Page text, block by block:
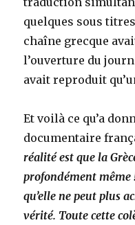
quelques sous
chaîne grecque
l’ouverture du
avait reproduit
Et voilà ce qu’a
documentaire
réalité est que la
profondément
qu’elle ne peut plus
vérité. Toute cette